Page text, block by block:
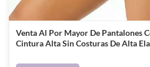
Venta Al Por Mayor De Pantalones
Cintura Alta Sin Costuras De Alta